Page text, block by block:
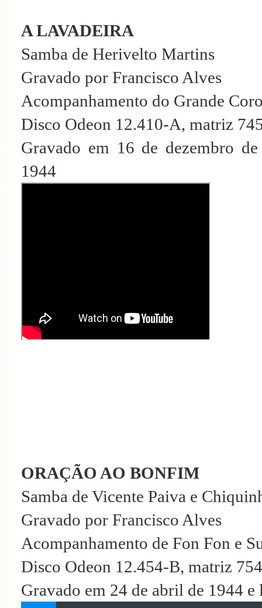
A LAVADEIRA
Samba de Herivelto Martins
Gravado por Francisco Alves
Acompanhamento do Grande
Disco Odeon 12.410-A, matriz
Gravado em 16 de dezembro
1944
ORAÇÃO AO BONFIM
Samba de Vicente Paiva e
Gravado por Francisco Alves
Acompanhamento de Fon Fon e
Disco Odeon 12.454-B, matriz
Gravado em 24 de abril de 1944